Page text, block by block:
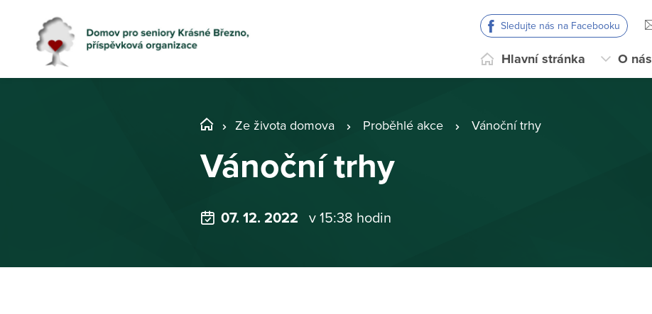
Sledujte nás na Facebooku
Hlavní stránka O nás
Ze života domova Proběhlé akce Vánoční trhy
Vánoční trhy
07. 12. 2022 v 15:38 hodin